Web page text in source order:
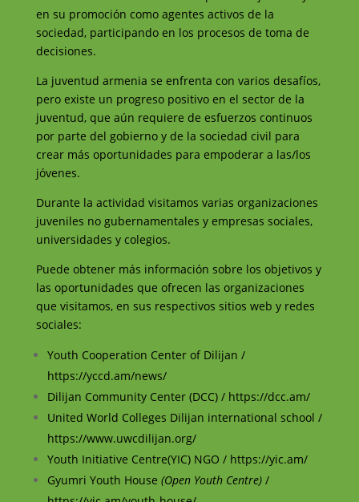
en su promoción como agentes activos de la
sociedad, participando en los procesos de toma de
decisiones.
La juventud armenia se enfrenta con varios desafíos,
pero existe un progreso positivo en el sector de la
juventud, que aún requiere de esfuerzos continuos
por parte del gobierno y de la sociedad civil para
crear más oportunidades para empoderar a las/los
jóvenes.
Durante la actividad visitamos varias organizaciones
juveniles no gubernamentales y empresas sociales,
universidades y colegios.
Puede obtener más información sobre los objetivos y
las oportunidades que ofrecen las organizaciones
que visitamos, en sus respectivos sitios web y redes
sociales:
Youth Cooperation Center of Dilijan /
https://yccd.am/news/
Dilijan Community Center (DCC) / https://dcc.am/
United World Colleges Dilijan international school /
https://www.uwcdilijan.org/
Youth Initiative Centre(YIC) NGO / https://yic.am/
Gyumri Youth House (Open Youth Centre)/